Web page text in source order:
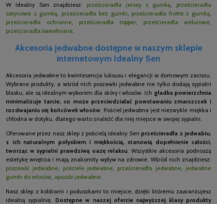
W Idealny Sen znajdziesz: prześcieradła jersey z gumką
prześcieradła
satynowe z gumką
prześcieradła bez gumki prześcieradła frotte z gumką
prześcieradła ochronne
prześcieradła topper prześcieradła welurowe
prześcieradła bawełniane
Akcesoria jedwabne dostępne w naszym sklepie
internetowym Idealny Sen
Akcesoria jedwabne to kwintesencja luksusu i elegancji w domowym zaciszu.
Wybrane produkty, a wśród nich poszewki jedwabne nie tylko dodają sypialni
blasku, ale są idealnym wyborem dla skóry i włosów. Ich gładka powierzchnia
minimalizuje tarcie, co może przeciwdziałać powstawaniu zmarszczek i
rozdwajaniu się końcówek włosów . Pościel jedwabna jest niezwykle miękka i
chłodna w dotyku, dlatego warto znaleźć dla niej miejsce w swojej sypialni.
Oferowane przez nasz sklep z pościelą Idealny Sen prześcieradła z jedwabiu,
z ich naturalnym połyskiem i miękkością, stanowią dopełnienie całości,
tworząc w sypialni prawdziwą oazę relaksu . Wszystkie akcesoria podnoszą
estetykę wnętrza i mają znakomity wpływ na zdrowie. Wśród nich znajdziesz:
poszewki jedwabne
pościele jedwabne prześcieradła jedwabne, jedwabne
gumki do włosów apaszki jedwabne
Nasz sklep z kołdrami i poduszkami to miejsce, dzięki któremu zaaranżujesz
idealną sypialnię. Dostępne w naszej ofercie najwyższej klasy produkty